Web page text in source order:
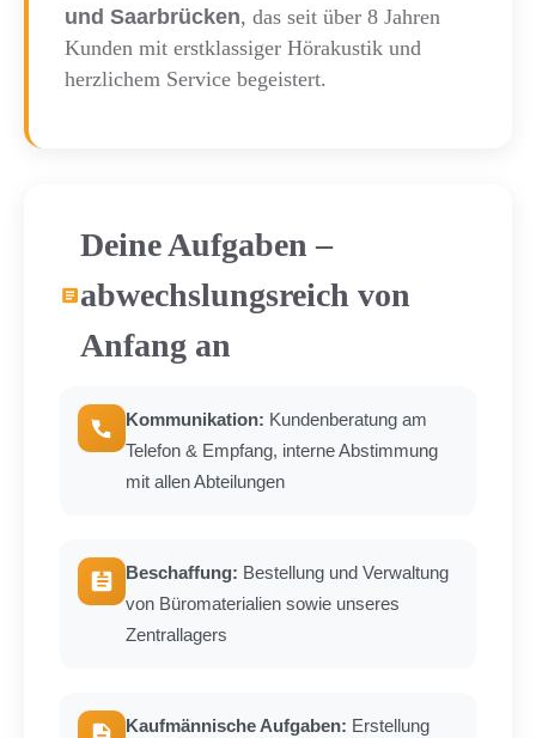
und Saarbrücken, das seit über 8 Jahren
Kunden mit erstklassiger Hörakustik und
herzlichem Service begeistert.
Deine Aufgaben –
abwechslungsreich von
Anfang an
Kommunikation: Kundenberatung am
Telefon & Empfang, interne Abstimmung
mit allen Abteilungen
Beschaffung: Bestellung und Verwaltung
von Büromaterialien sowie unseres
Zentrallagers
Kaufmännische Aufgaben: Erstellung